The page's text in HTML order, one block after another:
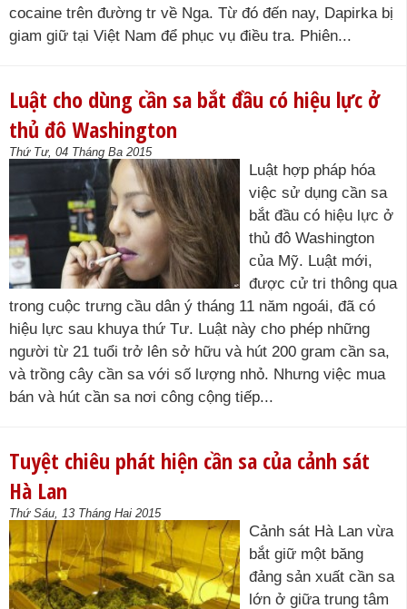
cocaine trên đường tr về Nga. Từ đó đến nay, Dapirka bị
giam giữ tại Việt Nam để phục vụ điều tra. Phiên...
Luật cho dùng cần sa bắt đầu có hiệu lực ở
thủ đô Washington
Thứ Tư, 04 Tháng Ba 2015
Luật hợp pháp hóa
việc sử dụng cần sa
bắt đầu có hiệu lực ở
thủ đô Washington
của Mỹ. Luật mới,
được cử tri thông qua
trong cuộc trưng cầu dân ý tháng 11 năm ngoái, đã có
hiệu lực sau khuya thứ Tư. Luật này cho phép những
người từ 21 tuổi trở lên sở hữu và hút 200 gram cần sa,
và trồng cây cần sa với số lượng nhỏ. Nhưng việc mua
bán và hút cần sa nơi công cộng tiếp...
Tuyệt chiêu phát hiện cần sa của cảnh sát
Hà Lan
Thứ Sáu, 13 Tháng Hai 2015
Cảnh sát Hà Lan vừa
bắt giữ một băng
đảng sản xuất cần sa
lớn ở giữa trung tâm